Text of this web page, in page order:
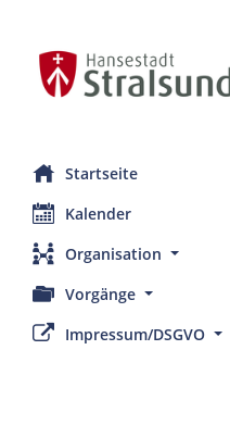
Startseite
Kalender
Organisation
Vorgänge
Impressum/DSGVO